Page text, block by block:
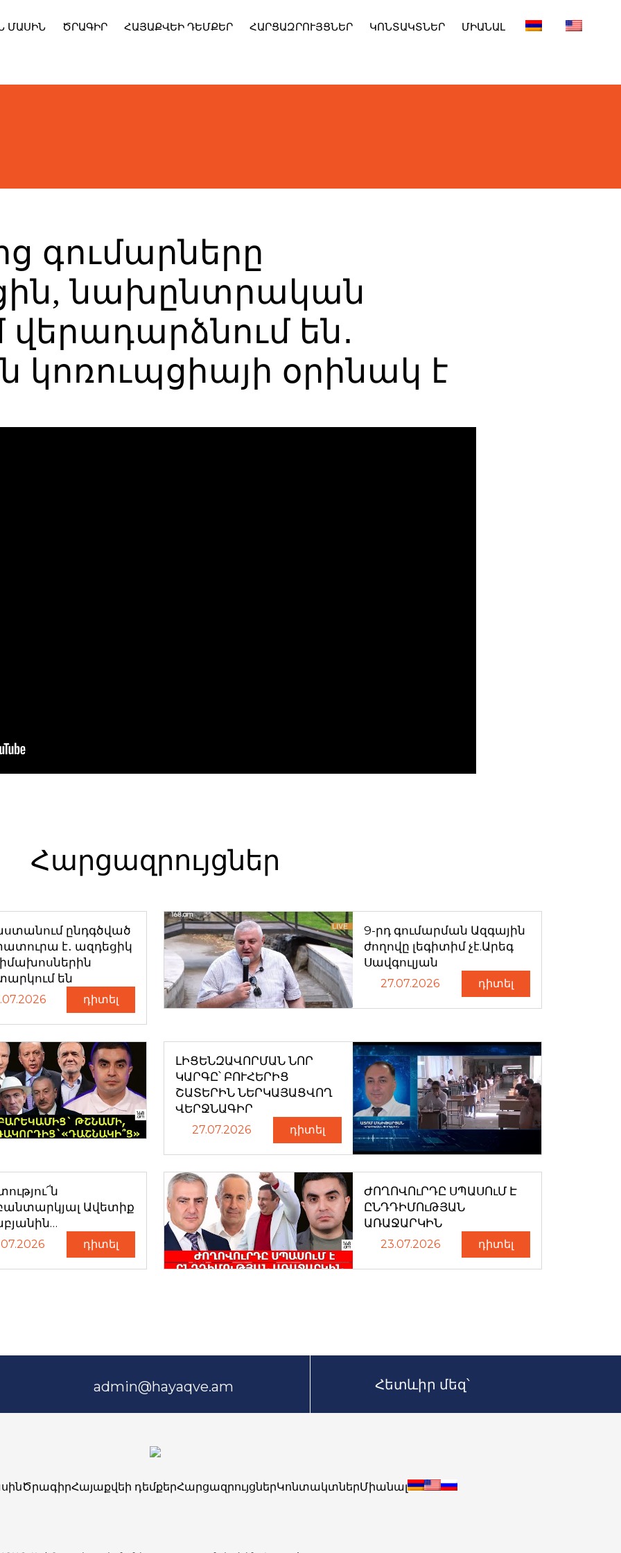
ՄԱՍԻՆ ԾՐԱԳԻՐ ՀԱՅԱՔՎԵԻ ԴԵՄՔԵՐ ՀԱՐՑԱԶՐՈՒՅՑՆԵՐ ԿՈՆՏԱԿՏՆԵՐ ՄԻԱՆԱԼ
գումարները
նախընտրական
վերադարձնում են․
օրինակ է
Հարցազրույցներ
ընդգծված
է․ ազդեցիկ
են
դիտել
9-րդ գումարման Ազգային
ժողովը լեգիտիմ չէ.Արեգ
Սավգուլյան
27.07.2026 դիտել
ԼԻՑԵՆԶԱՎՈՐՄԱՆ ՆՈՐ
ԿԱՐԳԸ՝ ԲՈՒՀԵՐԻՑ
ՇԱՏԵՐԻՆ ՆԵՐԿԱՅԱՑՎՈՂ
ՎԵՐՋՆԱԳԻՐ
27.07.2026 դիտել
Ավետիք
դիտել
ԺՈՂՈՎՈւՐԴԸ ՍՊԱՍՈւՄ Է
ԸՆԴԴԻՄՈւԹՅԱՆ
ԱՌԱՋԱՐԿԻՆ
23.07.2026 դիտել
admin@hayaqve.am Հետևիր մեզ՝
ԾրագիրՀայաքվեի դեմքերՀարցազրույցներԿոնտակտներՄիանալ